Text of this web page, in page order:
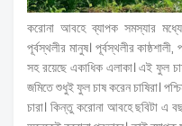
করোনা আবহে ব্যাপক সমস্যার
পূর্বস্থলীর মানুষ। পূর্বস্থলীর
সহ রয়েছে একাধিক এলাকা। এই ফুল
জমিতে শুধুই ফুল চাষ করেন চাষিরা।
চারা। কিন্তু করোনা আবহে ছবিটা এ